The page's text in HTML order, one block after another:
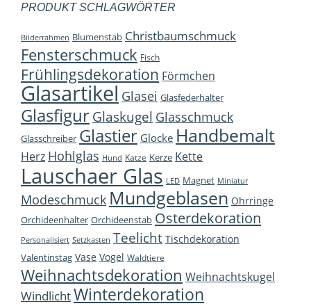
PRODUKT SCHLAGWÖRTER
Bilderrahmen Blumenstab Christbaumschmuck
Fensterschmuck Fisch
Frühlingsdekoration Förmchen
Glasartikel Glasei Glasfederhalter
Glasfigur Glaskugel Glasschmuck
Glasschreiber Glastier Glocke Handbemalt
Herz Hohlglas Hund Katze Kerze Kette
Lauschaer Glas LED Magnet Miniatur
Modeschmuck Mundgeblasen Ohrringe
Orchideenhalter Orchideenstab Osterdekoration
Personalisiert Setzkasten Teelicht Tischdekoration
Valentinstag Vase Vogel Waldtiere
Weihnachtsdekoration Weihnachtskugel
WindlichtWinterdekoration